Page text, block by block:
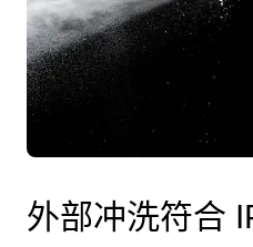
外部冲洗符合